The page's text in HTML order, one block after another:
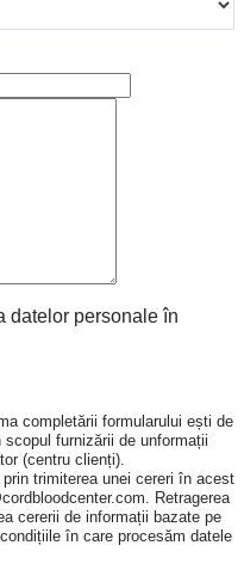
datelor personale în
completării formularului ești de
furnizării de unformații
(centru clienți).
trimiterea unei cereri în acest
Retragerea
cererii de informații bazate pe
în care procesăm datele